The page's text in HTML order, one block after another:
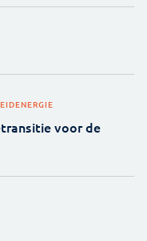
ENERGIE
voor de